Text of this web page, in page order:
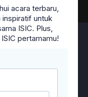
acara terbaru,
untuk
ISIC. Plus,
pertamamu!